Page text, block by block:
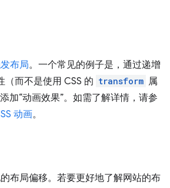
布局。一个常见的例子是，通过递增
（而不是使用 CSS 的 transform 属
加“动画效果”。如需了解详情，请参
动画。
布局偏移。若要更好地了解网站的布